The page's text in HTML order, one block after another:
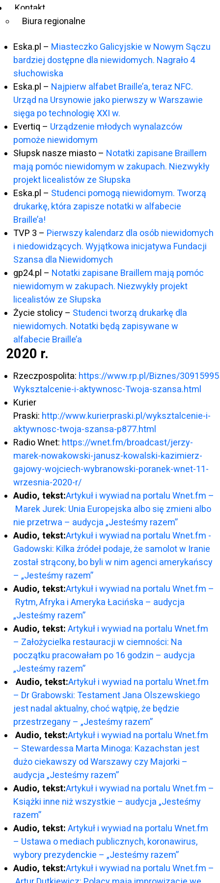
Kontakt
Biura regionalne
Niepelnosprawni.pl
2021 r:
Eska.pl – Miasteczko Galicyjskie w Nowym Sączu
bardziej dostępne dla niewidomych. Nagrało 4
słuchowiska
Eska.pl – Najpierw alfabet Braille’a, teraz NFC.
Urząd na Ursynowie jako pierwszy w Warszawie
sięga po technologię XXI w.
Evertiq – Urządzenie młodych wynalazców
pomoże niewidomym
Słupsk nasze miasto – Notatki zapisane Braillem
mają pomóc niewidomym w zakupach. Niezwykły
projekt licealistów ze Słupska
Eska.pl – Studenci pomogą niewidomym. Tworzą
drukarkę, która zapisze notatki w alfabecie
Braille’a!
TVP 3 – Pierwszy kalendarz dla osób niewidomych
i niedowidzących. Wyjątkowa inicjatywa Fundacji
Szansa dla Niewidomych
gp24.pl – Notatki zapisane Braillem mają pomóc
niewidomym w zakupach. Niezwykły projekt
licealistów ze Słupska
Życie stolicy – Studenci tworzą drukarkę dla
niewidomych. Notatki będą zapisywane w
alfabecie Braille’a
2020 r.
Rzeczpospolita: https://www.rp.pl/Biznes/
Wyksztalcenie-i-aktywnosc-Twoja-szansa.html
Kurier
Praski: http://www.kurierpraski.pl/wyksztalcenie-i-
aktywnosc-twoja-szansa-p877.html
Radio Wnet: https://wnet.fm/broadcast/jerzy-
marek-nowakowski-janusz-kowalski-kazimierz-
gajowy-wojciech-wybranowski-poranek-wnet-11-
wrzesnia-2020-r/
Audio, tekst:Artykuł i wywiad na portalu Wnet.fm –
Marek Jurek: Unia Europejska albo się zmieni albo
nie przetrwa – audycja „Jesteśmy razem”
Audio, tekst:Artykuł i wywiad na portalu Wnet.fm -
Gadowski: Kilka źródeł podaje, że samolot w Iranie
został strącony, bo byli w nim agenci amerykańscy
– „Jesteśmy razem”
Audio, tekst:Artykuł i wywiad na portalu Wnet.fm –
Rytm, Afryka i Ameryka Łacińska – audycja
„Jesteśmy razem”
Audio, tekst: Artykuł i wywiad na portalu Wnet.fm
– Założycielka restauracji w ciemności: Na
początku pracowałam po 16 godzin – audycja
„Jesteśmy razem”
Audio, tekst:Artykuł i wywiad na portalu Wnet.fm
– Dr Grabowski: Testament Jana Olszewskiego
jest nadal aktualny, choć wątpię, że będzie
przestrzegany – „Jesteśmy razem”
Audio, tekst:Artykuł i wywiad na portalu Wnet.fm
– Stewardessa Marta Minoga: Kazachstan jest
dużo ciekawszy od Warszawy czy Majorki –
audycja „Jesteśmy razem”
Audio, tekst:Artykuł i wywiad na portalu Wnet.fm –
Książki inne niż wszystkie – audycja „Jesteśmy
razem”
Audio, tekst: Artykuł i wywiad na portalu Wnet.fm
– Ustawa o mediach publicznych, koronawirus,
wybory prezydenckie – „Jesteśmy razem”
Audio, tekst:Artykuł i wywiad na portalu Wnet.fm –